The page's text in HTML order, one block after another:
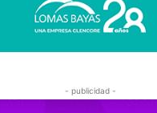
- publicidad -